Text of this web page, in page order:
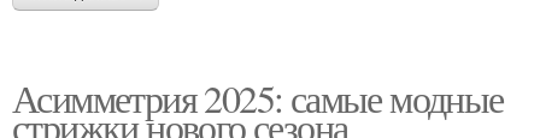
Асимметрия 2025: самые модные
стрижки нового сезона